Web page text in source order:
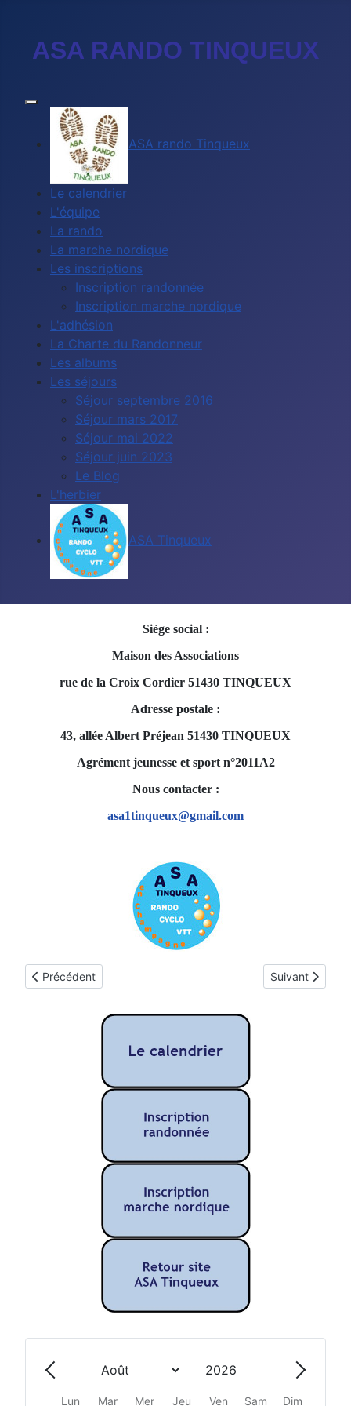
ASA RANDO TINQUEUX
ASA rando Tinqueux
Le calendrier
L'équipe
La rando
La marche nordique
Les inscriptions
Inscription randonnée
Inscription marche nordique
L'adhésion
La Charte du Randonneur
Les albums
Les séjours
Séjour septembre 2016
Séjour mars 2017
Séjour mai 2022
Séjour juin 2023
Le Blog
L'herbier
ASA Tinqueux
Siège social :
Maison des Associations
rue de la Croix Cordier 51430 TINQUEUX
Adresse postale :
43, allée Albert Préjean 51430 TINQUEUX
Agrément jeunesse et sport n°2011A2
Nous contacter :
asa1tinqueux@gmail.com
Article précédent : La Charte du Randonneur
Précédent Article suivant :
Suivant
Précédent - Mois
Mois
Année
Suivant
Lun Mar Mer Jeu Ven Sam Dim